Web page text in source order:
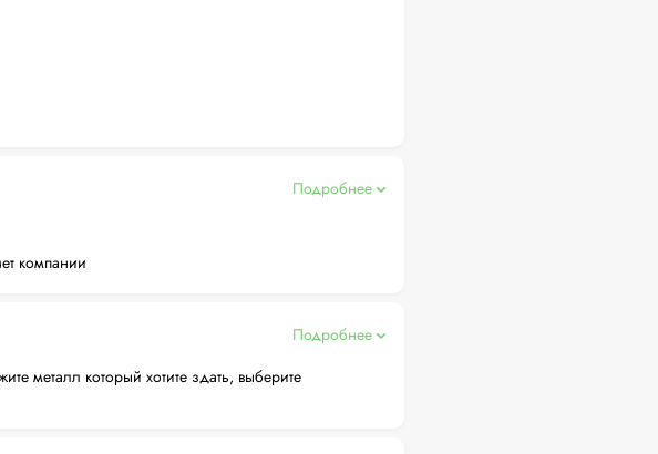
Подробнее
компании
Подробнее
металл который хотите здать, выберите